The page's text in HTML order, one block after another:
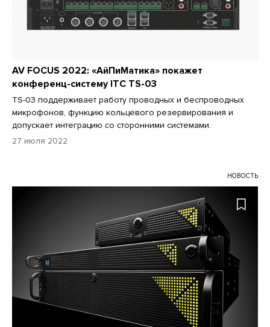
AV FOCUS 2022: «АйПиМатика» покажет
конференц-систему ITC TS-03
TS-03 поддерживает работу проводных и беспроводных
микрофонов, функцию кольцевого резервирования и
допускает интеграцию со сторонними системами.
27 июля 2022
НОВОСТЬ